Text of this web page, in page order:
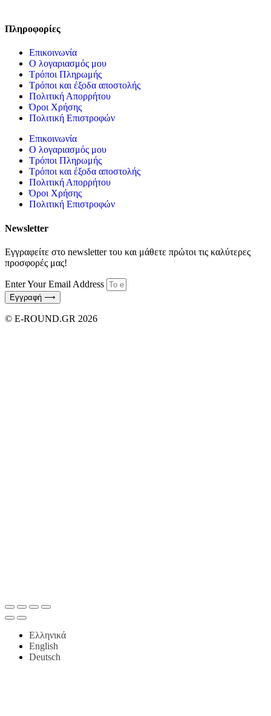
Πληροφορίες
Επικοινωνία
Ο λογαριασμός μου
Τρόποι Πληρωμής
Τρόποι και έξοδα αποστολής
Πολιτική Απορρήτου
Όροι Χρήσης
Πολιτική Επιστροφών
Επικοινωνία
Ο λογαριασμός μου
Τρόποι Πληρωμής
Τρόποι και έξοδα αποστολής
Πολιτική Απορρήτου
Όροι Χρήσης
Πολιτική Επιστροφών
Newsletter
Εγγραφείτε στο newsletter του και μάθετε πρώτοι τις καλύτερες
προσφορές μας!
Enter Your Email Address
Εγγραφή ⟶
© E-ROUND.GR 2026
Ελληνικά
English
Deutsch